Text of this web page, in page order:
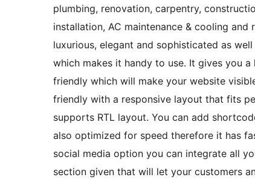
plumbing, renovation, carpentry,
installation, AC maintenance & cooling and
luxurious, elegant and sophisticated as
which makes it handy to use. It gives you
friendly which will make your website
friendly with a responsive layout that fits
supports RTL layout. You can add
also optimized for speed therefore it has
social media option you can integrate all
section given that will let your customers